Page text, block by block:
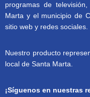
programas de
Marta y el municipio de
sitio web y redes sociales.
Nuestro producto
local de Santa Marta.
¡Síguenos en nuestras